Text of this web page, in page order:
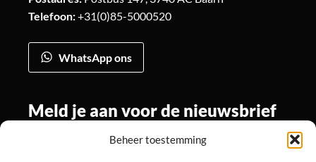
Beheer toestemming
Telefoon:+31(0)85-5000520
WhatsApp ons
Meld je aan voor de nieuwsbrief